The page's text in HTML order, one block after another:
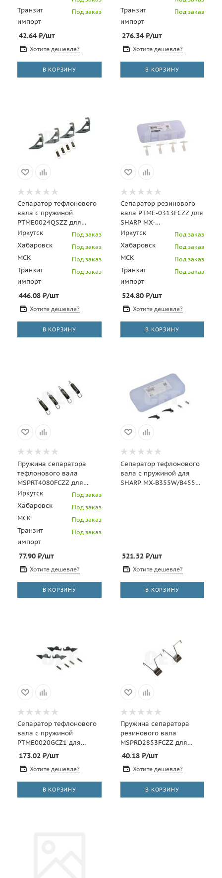
Транзит
импорт
Под заказ
42.64₽/шт
Хотите дешевле?
В КОРЗИНУ
Транзит
импорт
Под заказ
276.34₽/шт
Хотите дешевле?
В КОРЗИНУ
Сепаратор тефлонового
вала с пружиной
PTME0024QSZZ для
SHARP AR-275 (CET),
CET7667
Иркутск Под заказ
Хабаровск Под заказ
МСК Под заказ
Транзит
импорт
Под заказ
446.08 ₽/шт
Хотите дешевле?
В КОРЗИНУ
Сепаратор резинового
вала PTME-0313FCZZ для
SHARP MX-
6240N/7040N/6580N/7580N
(CET), CET351002
Иркутск Под заказ
Хабаровск Под заказ
МСК Под заказ
Транзит
импорт
Под заказ
524.80₽/шт
Хотите дешевле?
В КОРЗИНУ
Пружина сепаратора
тефлонового вала
MSPRT4080FCZZ для
SHARP MX-
M283N/M363U/M453U/M503U
(CET), CET767
Иркутск Под заказ
Хабаровск Под заказ
МСК Под заказ
Транзит
импорт
Под заказ
77.90 ₽/шт
Хотите дешевле?
В КОРЗИНУ
Сепаратор тефлонового
вала с пружиной для
SHARP MX-B355W/B455W
521.52₽/шт
Хотите дешевле?
В КОРЗИНУ
Сепаратор тефлонового
вала с пружиной
PTME0020GCZ1 для
SHARP AR-162/163/164
(CET), CET7673
173.02 ₽/шт
Хотите дешевле?
В КОРЗИНУ
Пружина сепаратора
резинового вала
MSPRD2853FCZZ для
SHARP AR-M350/M450
(CET), CET7677
40.18₽/шт
Хотите дешевле?
В КОРЗИНУ